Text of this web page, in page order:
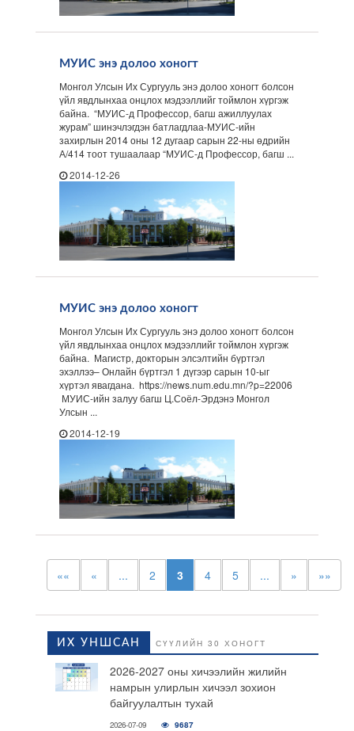
МУИС энэ долоо хоногт
Монгол Улсын Их Сургууль энэ долоо хоногт болсон
үйл явдлынхаа онцлох мэдээллийг тоймлон хүргэж
байна. “МУИС-д Профессор, багш ажиллуулах
журам” шинэчлэгдэн батлагдлаа-МУИС-ийн
захирлын 2014 оны 12 дугаар сарын 22-ны өдрийн
А/414 тоот тушаалаар “МУИС-д Профессор, багш ...
2014-12-26
МУИС энэ долоо хоногт
Монгол Улсын Их Сургууль энэ долоо хоногт болсон
үйл явдлынхаа онцлох мэдээллийг тоймлон хүргэж
байна. Магистр, докторын элсэлтийн бүртгэл
эхэллээ– Онлайн бүртгэл 1 дүгээр сарын 10-ыг
хүртэл явагдана. https://news.num.edu.mn/?p=22006
МУИС-ийн залуу багш Ц.Соёл-Эрдэнэ Монгол
Улсын ...
2014-12-19
«« « ... 2 3 4 5 ... » »»
ИХ УНШСАН СҮҮЛИЙН 30 ХОНОГТ
2026-2027 оны хичээлийн жилийн
намрын улирлын хичээл зохион
байгуулалтын тухай
2026-07-09 9687